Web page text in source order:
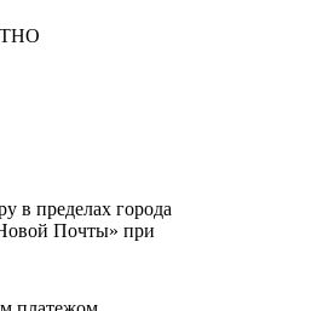
в пределах города
Почты» при